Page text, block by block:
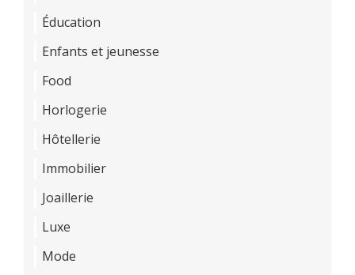
Éducation
Enfants et jeunesse
Food
Horlogerie
Hôtellerie
Immobilier
Joaillerie
Luxe
Mode